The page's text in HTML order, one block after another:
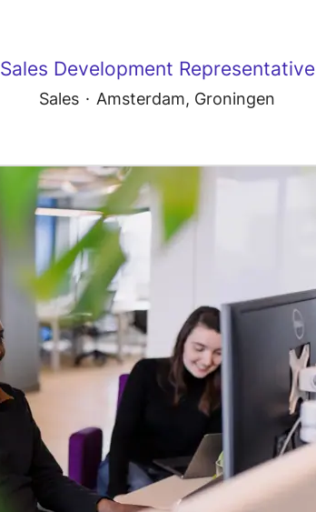
Sales Development Representative
Sales · Amsterdam, Groningen